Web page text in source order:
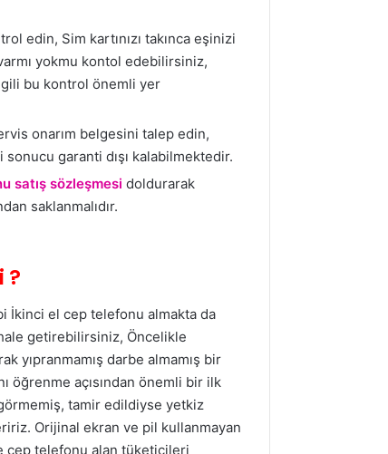
edin, Sim kartınızı takınca eşinizi
yokmu kontol edebilirsiniz,
bu kontrol önemli yer
onarım belgesini talep edin,
garanti dışı kalabilmektedir.
satış sözleşmesi doldurarak
saklanmalıdır.
?
İkinci el cep telefonu almakta da
getirebilirsiniz, Öncelikle
yıpranmamış darbe almamış bir
öğrenme açısından önemli bir ilk
tamir edildiyse yetkiz
Orijinal ekran ve pil kullanmayan
cep telefonu alan tüketicileri